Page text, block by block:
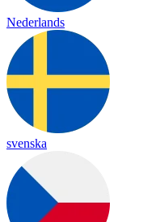
Nederlands
svenska